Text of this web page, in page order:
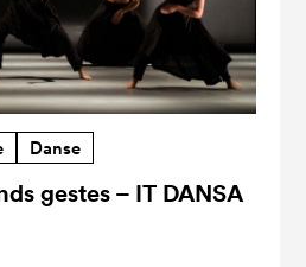
Danse
gestes – IT DANSA